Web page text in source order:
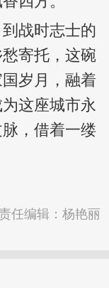
战时志士的
寄托，这碗
岁月，融着
这座城市永
，借着一缕
任编辑：杨艳丽